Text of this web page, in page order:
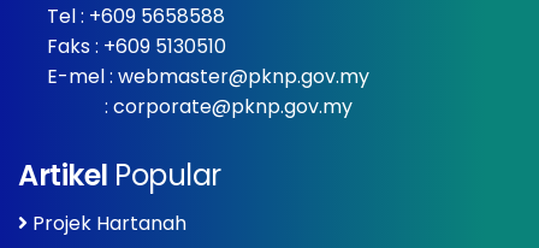
Tel : +609 5658588
Faks : +609 5130510
E-mel : webmaster@pknp.gov.my
: corporate@pknp.gov.my
Artikel Popular
Projek Hartanah